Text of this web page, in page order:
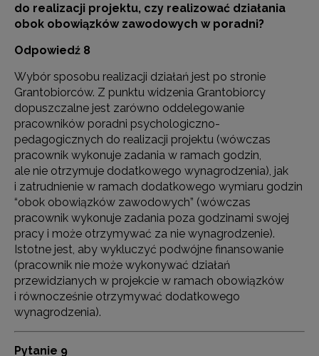
do realizacji projektu, czy realizować działania
obok obowiązków zawodowych w poradni?
Odpowiedź 8
Wybór sposobu realizacji działań jest po stronie
Grantobiorców. Z punktu widzenia Grantobiorcy
dopuszczalne jest zarówno oddelegowanie
pracowników poradni psychologiczno-
pedagogicznych do realizacji projektu (wówczas
pracownik wykonuje zadania w ramach godzin,
ale nie otrzymuje dodatkowego wynagrodzenia), jak
i zatrudnienie w ramach dodatkowego wymiaru godzin
“obok obowiązków zawodowych” (wówczas
pracownik wykonuje zadania poza godzinami swojej
pracy i może otrzymywać za nie wynagrodzenie).
Istotne jest, aby wykluczyć podwójne finansowanie
(pracownik nie może wykonywać działań
przewidzianych w projekcie w ramach obowiązków
i równocześnie otrzymywać dodatkowego
wynagrodzenia).
Pytanie 9